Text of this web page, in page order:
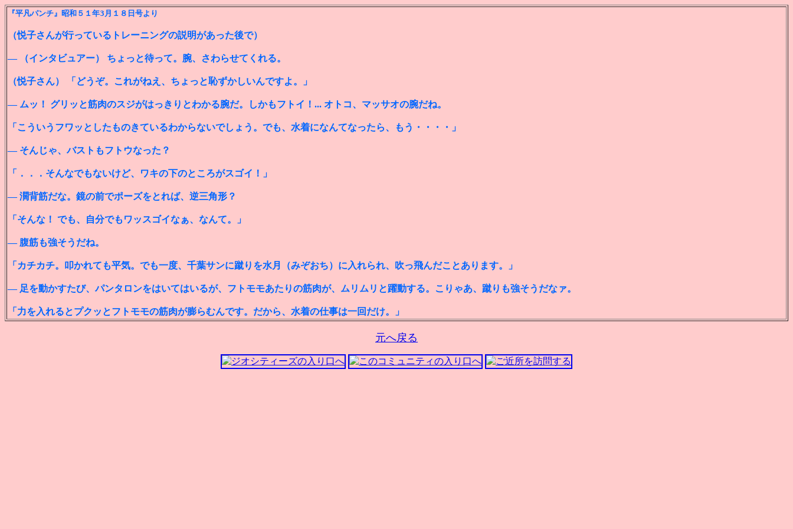
『平凡パンチ』昭和５１年3月１８日号より
（悦子さんが行っているトレーニングの説明があった後で）
― （インタビュアー） ちょっと待って。腕、さわらせてくれる。
（悦子さん） 「どうぞ。これがねえ、ちょっと恥ずかしいんですよ。」
― ムッ！ グリッと筋肉のスジがはっきりとわかる腕だ。しかもフトイ！... オトコ、マッサオの腕だね。
「こういうフワッとしたものきているわからないでしょう。でも、水着になんてなったら、もう・・・・」
― そんじゃ、バストもフトウなった？
「．．．そんなでもないけど、ワキの下のところがスゴイ！」
― 濶背筋だな。鏡の前でポーズをとれば、逆三角形？
「そんな！ でも、自分でもワッスゴイなぁ、なんて。」
― 腹筋も強そうだね。
「カチカチ。叩かれても平気。でも一度、千葉サンに蹴りを水月（みぞおち）に入れられ、吹っ飛んだことあります。」
― 足を動かすたび、パンタロンをはいてはいるが、フトモモあたりの筋肉が、ムリムリと躍動する。こりゃあ、蹴りも強そうだなァ。
「力を入れるとプクッとフトモモの筋肉が膨らむんです。だから、水着の仕事は一回だけ。」
元へ戻る